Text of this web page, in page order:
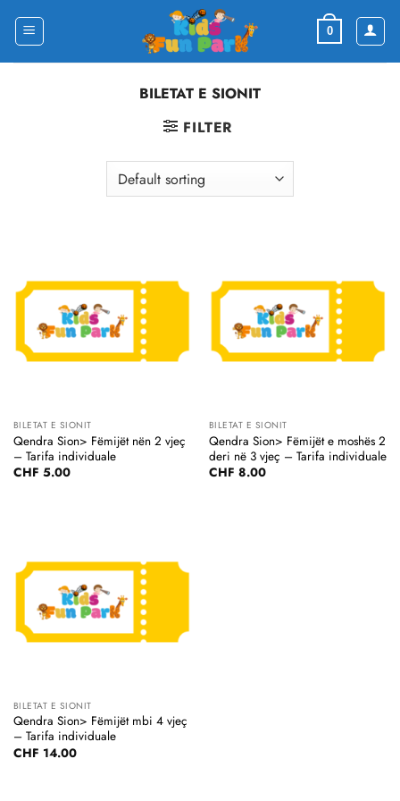
0
BILETAT E SIONIT
FILTER
BILETAT E SIONIT
Qendra Sion> Fëmijët nën 2 vjeç
– Tarifa individuale
CHF 5.00
BILETAT E SIONIT
Qendra Sion> Fëmijët e moshës 2
deri në 3 vjeç – Tarifa individuale
CHF 8.00
BILETAT E SIONIT
Qendra Sion> Fëmijët mbi 4 vjeç
– Tarifa individuale
CHF 14.00